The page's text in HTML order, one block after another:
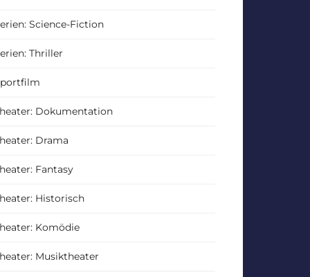
Science-Fiction
Thriller
Dokumentation
Drama
Fantasy
Historisch
Komödie
Musiktheater